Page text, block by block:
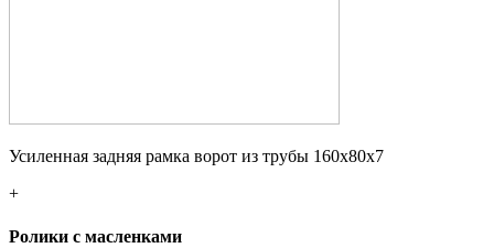
Усиленная задняя рамка ворот из трубы 160х80х7
+
Ролики с масленками